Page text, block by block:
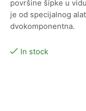
površine šipke u
je od specijalnog
dvokomponentna.
In stock